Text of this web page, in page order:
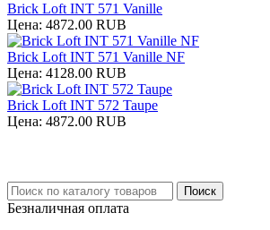
Brick Loft INT 571 Vanille
Цена: 4872.00 RUB
Brick Loft INT 571 Vanille NF
Цена: 4128.00 RUB
Brick Loft INT 572 Taupe
Цена: 4872.00 RUB
Безналичная оплата